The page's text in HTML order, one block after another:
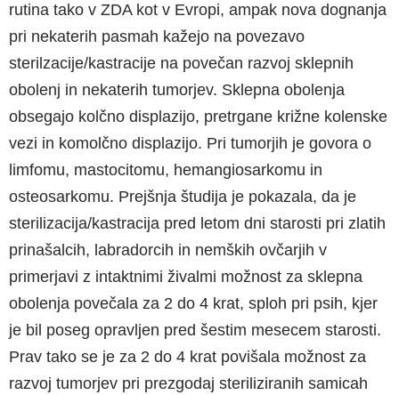
rutina tako v ZDA kot v Evropi, ampak nova dognanja
pri nekaterih pasmah kažejo na povezavo
sterilzacije/kastracije na povečan razvoj sklepnih
obolenj in nekaterih tumorjev. Sklepna obolenja
obsegajo kolčno displazijo, pretrgane križne kolenske
vezi in komolčno displazijo. Pri tumorjih je govora o
limfomu, mastocitomu, hemangiosarkomu in
osteosarkomu. Prejšnja študija je pokazala, da je
sterilizacija/kastracija pred letom dni starosti pri zlatih
prinašalcih, labradorcih in nemških ovčarjih v
primerjavi z intaktnimi živalmi možnost za sklepna
obolenja povečala za 2 do 4 krat, sploh pri psih, kjer
je bil poseg opravljen pred šestim mesecem starosti.
Prav tako se je za 2 do 4 krat povišala možnost za
razvoj tumorjev pri prezgodaj steriliziranih samicah